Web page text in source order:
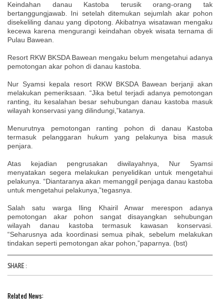
Keindahan danau Kastoba terusik orang-orang tak
bertanggungjawab. Ini setelah ditemukan sejumlah akar pohon
disekeliling danau yang dipotong. Akibatnya wisatawan mengaku
kecewa karena mengurangi keindahan obyek wisata ternama di
Pulau Bawean.
Resort RKW BKSDA Bawean mengaku belum mengetahui adanya
pemotongan akar pohon di danau kastoba.
Nur Syamsi kepala resort RKW BKSDA Bawean berjanji akan
melakukan pemeriksaan. “Jika betul terjadi adanya pemotongan
ranting, itu kesalahan besar sehubungan danau kastoba masuk
wilayah konservasi yang dilindungi,”katanya.
Menurutnya pemotongan ranting pohon di danau Kastoba
termasuk pelanggaran hukum yang pelakunya bisa masuk
penjara.
Atas kejadian pengrusakan diwilayahnya, Nur Syamsi
menyatakan segera melakukan penyelidikan untuk mengetahui
pelakunya. “Diantaranya akan memanggil penjaga danau kastoba
untuk mengetahui pelakunya,”tegasnya.
Salah satu warga Iling Khairil Anwar merespon adanya
pemotongan akar pohon sangat disayangkan sehubungan
wilayah danau kastoba termasuk kawasan konservasi.
“Seharusnya ada koordinasi semua pihak, sebelum melakukan
tindakan seperti pemotongan akar pohon,”paparnya. (bst)
SHARE :
Related News: